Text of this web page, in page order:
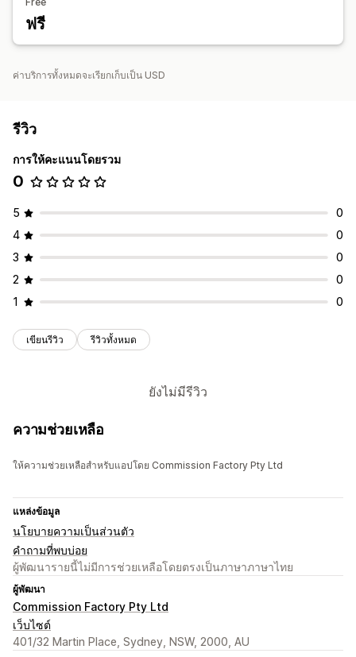
ฟรี
ค่าบริการทั้งหมดจะเรียกเก็บเป็น USD
รีวิว
การให้คะแนนโดยรวม
0
5
0
4
0
3
0
2
0
1
0
เขียนรีวิว รีวิวทั้งหมด
ยังไม่มีรีวิว
ความช่วยเหลือ
ให้ความช่วยเหลือสำหรับแอปโดย Commission Factory Pty Ltd
แหล่งข้อมูล
นโยบายความเป็นส่วนตัว
คำถามที่พบบ่อย
ผู้พัฒนารายนี้ไม่มีการช่วยเหลือโดยตรงเป็นภาษาภาษาไทย
ผู้พัฒนา
Commission Factory Pty Ltd
เว็บไซต์
401/32 Martin Place, Sydney, NSW, 2000, AU